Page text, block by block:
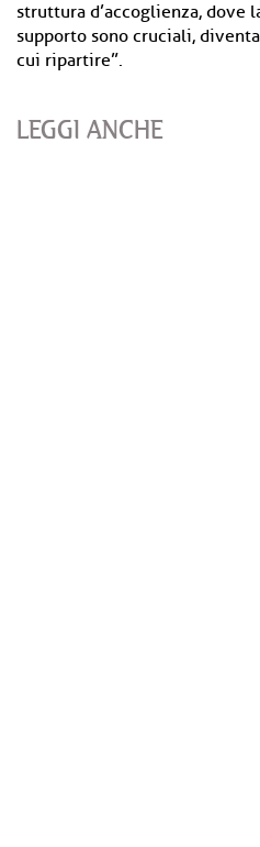
struttura d’accoglienza, dove
supporto sono cruciali,
cui ripartire”.
LEGGI ANCHE